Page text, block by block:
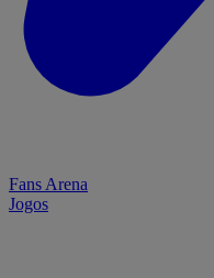
Fans Arena
Jogos